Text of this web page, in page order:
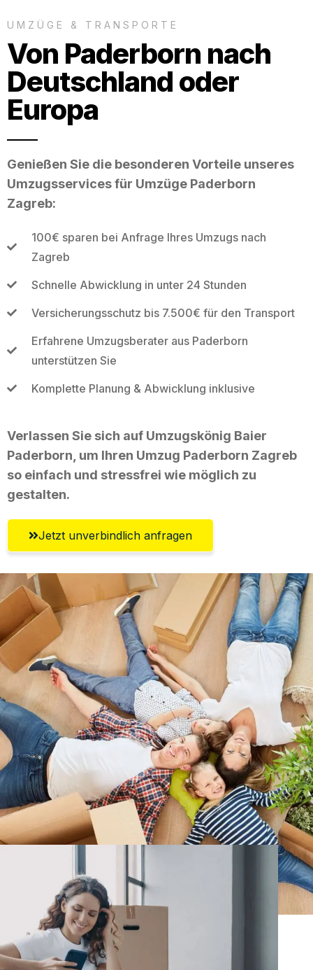
UMZÜGE & TRANSPORTE
Von Paderborn nach
Deutschland oder
Europa
Genießen Sie die besonderen Vorteile unseres
Umzugsservices für Umzüge Paderborn
Zagreb:
100€ sparen bei Anfrage Ihres Umzugs nach
Zagreb
Schnelle Abwicklung in unter 24 Stunden
Versicherungsschutz bis 7.500€ für den Transport
Erfahrene Umzugsberater aus Paderborn
unterstützen Sie
Komplette Planung & Abwicklung inklusive
Verlassen Sie sich auf Umzugskönig Baier
Paderborn, um Ihren Umzug Paderborn Zagreb
so einfach und stressfrei wie möglich zu
gestalten.
Jetzt unverbindlich anfragen